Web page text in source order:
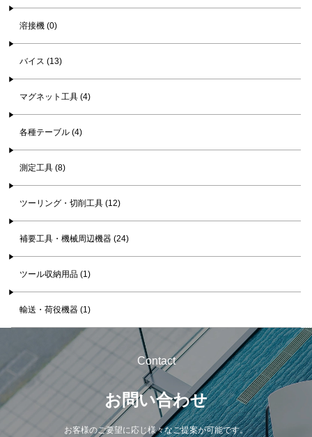
溶接機 (0)
バイス (13)
マグネット工具 (4)
各種テーブル (4)
測定工具 (8)
ツーリング・切削工具 (12)
補要工具・機械周辺機器 (24)
ツール収納用品 (1)
輸送・荷役機器 (1)
Contact
お問い合わせ
お客様のご要望に応じ様々なご提案が可能です。